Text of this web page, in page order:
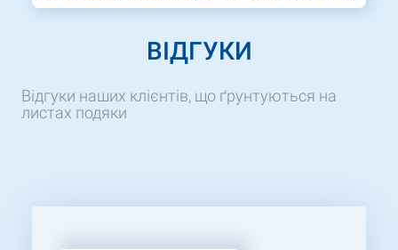
ВІДГУКИ
Відгуки наших клієнтів, що ґрунтуються на
листах подяки